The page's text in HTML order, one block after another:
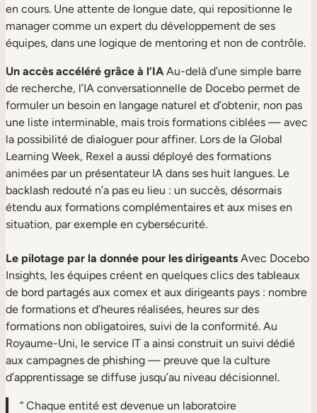
en cours. Une attente de longue date, qui repositionne le
manager comme un expert du développement de ses
équipes, dans une logique de mentoring et non de contrôle.
Un accès accéléré grâce à l’IA Au-delà d’une simple barre
de recherche, l’IA conversationnelle de Docebo permet de
formuler un besoin en langage naturel et d’obtenir, non pas
une liste interminable, mais trois formations ciblées — avec
la possibilité de dialoguer pour affiner. Lors de la Global
Learning Week, Rexel a aussi déployé des formations
animées par un présentateur IA dans ses huit langues. Le
backlash redouté n’a pas eu lieu : un succès, désormais
étendu aux formations complémentaires et aux mises en
situation, par exemple en cybersécurité.
Le pilotage par la donnée pour les dirigeants Avec Docebo
Insights, les équipes créent en quelques clics des tableaux
de bord partagés aux comex et aux dirigeants pays : nombre
de formations et d’heures réalisées, heures sur des
formations non obligatoires, suivi de la conformité. Au
Royaume-Uni, le service IT a ainsi construit un suivi dédié
aux campagnes de phishing — preuve que la culture
d’apprentissage se diffuse jusqu’au niveau décisionnel.
“ Chaque entité est devenue un laboratoire